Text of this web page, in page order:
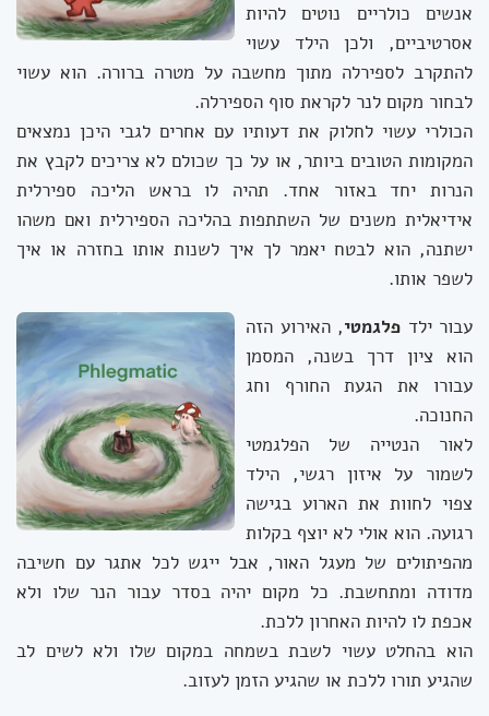
אנשים כולריים נוטים להיות
אסרטיביים, ולכן הילד עשוי
להתקרב לספירלה מתוך מחשבה על מטרה ברורה. הוא עשוי
לבחור מקום לנר לקראת סוף הספירלה.
הכולרי עשוי לחלוק את דעותיו עם אחרים לגבי היכן נמצאים
המקומות הטובים ביותר, או על כך שכולם לא צריכים לקבץ את
הנרות יחד באזור אחד. תהיה לו בראש הליכה ספירלית
אידיאלית משנים של השתתפות בהליכה הספירלית ואם משהו
ישתנה, הוא לבטח יאמר לך איך לשנות אותו בחזרה או איך
לשפר אותו.
עבור ילד פלגמטי, האירוע הזה
הוא ציון דרך בשנה, המסמן
עבורו את הגעת החורף וחג
החנוכה.
לאור הנטייה של הפלגמטי
לשמור על איזון רגשי, הילד
צפוי לחוות את הארוע בגישה
רגועה. הוא אולי לא יוצף בקלות
מהפיתולים של מעגל האור, אבל ייגש לכל אתגר עם חשיבה
מדודה ומתחשבת. כל מקום יהיה בסדר עבור הנר שלו ולא
אכפת לו להיות האחרון ללכת.
הוא בהחלט עשוי לשבת בשמחה במקום שלו ולא לשים לב
שהגיע תורו ללכת או שהגיע הזמן לעזוב.